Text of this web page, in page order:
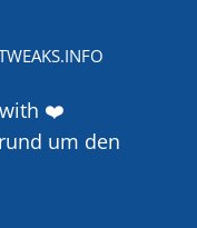
with ❤️
um den